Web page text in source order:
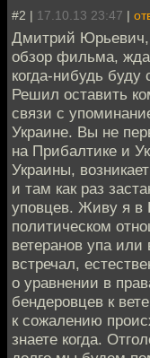
#2 | 17.10.13 23:47 |
Дмитрий Юрьевич,
обзор фильма,
когда-нибудь
Решил оставить
связи с
Украине. Вы не
на Прибалтике и
Украины,
и там как раз
уповцев. Живу я в
политическом
ветеранов упа или
встречал,
о уравнении в
бендеровцев к
к сожалению
знаете когда.